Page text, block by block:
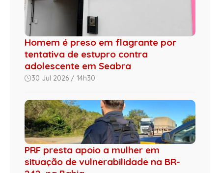
Homem é preso em flagrante por
tentativa de estupro contra
adolescente em Seabra
30 Jul 2026 / 14h30
PRF presta apoio a mulher em
situação de vulnerabilidade na BR-